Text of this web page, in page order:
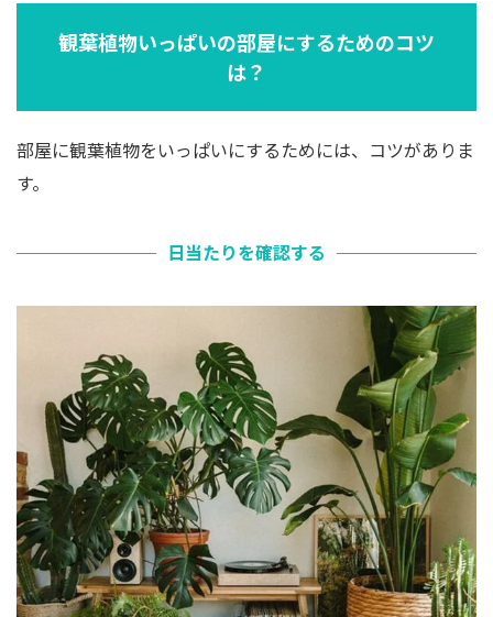
観葉植物いっぱいの部屋にするためのコツ
は？
部屋に観葉植物をいっぱいにするためには、コツがありま
す。
日当たりを確認する